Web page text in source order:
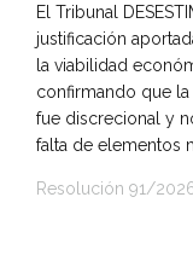
El Tribunal
justificación
la viabilidad
confirmando que
fue discrecional y
falta de elementos
Resolución 91/